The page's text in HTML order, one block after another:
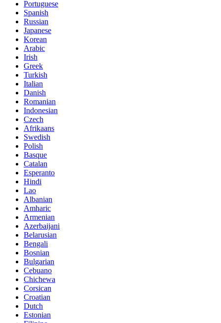
Portuguese
Spanish
Russian
Japanese
Korean
Arabic
Irish
Greek
Turkish
Italian
Danish
Romanian
Indonesian
Czech
Afrikaans
Swedish
Polish
Basque
Catalan
Esperanto
Hindi
Lao
Albanian
Amharic
Armenian
Azerbaijani
Belarusian
Bengali
Bosnian
Bulgarian
Cebuano
Chichewa
Corsican
Croatian
Dutch
Estonian